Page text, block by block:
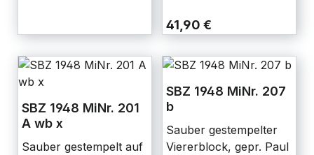
41,90 €
SBZ 1948 MiNr. 201
A wb x
Sauber gestempelt auf
SBZ 1948 MiNr. 207
b
Sauber gestempelter
Viererblock, gepr. Paul